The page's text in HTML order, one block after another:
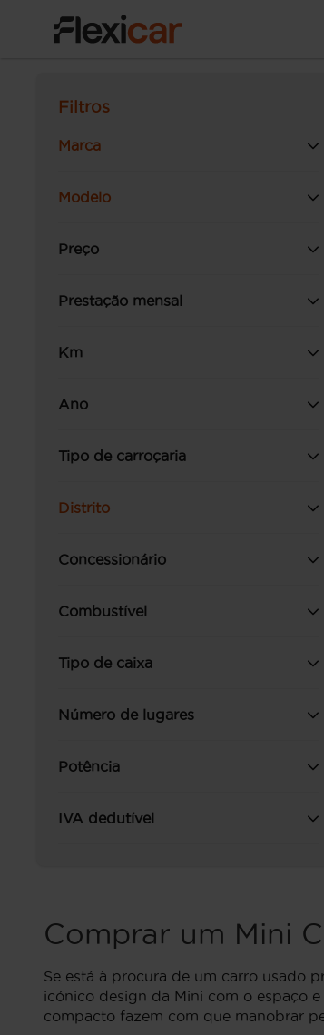
Filtros
Marca
Modelo
Preço
Prestação mensal
Km
Ano
Tipo de carroçaria
Distrito
Concessionário
Combustível
Tipo de caixa
Número de lugares
Potência
IVA dedutível
Comprar um Mini
Se está à procura de um carro usado
icónico design da Mini com o espaço
compacto fazem com que manobrar